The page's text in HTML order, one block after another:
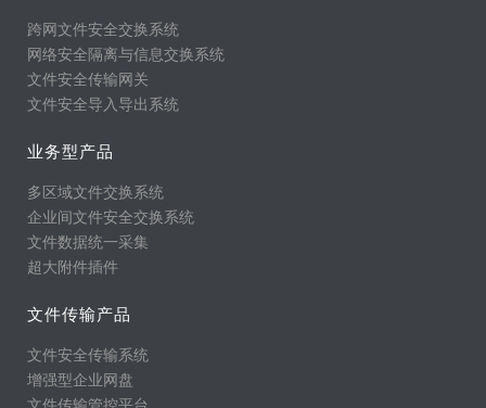
跨网文件安全交换系统
网络安全隔离与信息交换系统
文件安全传输网关
文件安全导入导出系统
业务型产品
多区域文件交换系统
企业间文件安全交换系统
文件数据统一采集
超大附件插件
文件传输产品
文件安全传输系统
增强型企业网盘
文件传输管控平台